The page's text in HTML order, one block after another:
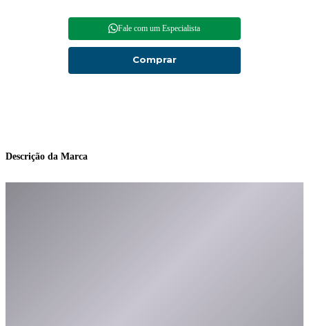
Fale com um Especialista
Comprar
Descrição da Marca